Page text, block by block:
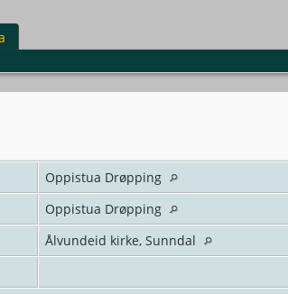
Oppistua Drøpping
Oppistua Drøpping
Ålvundeid kirke, Sunndal